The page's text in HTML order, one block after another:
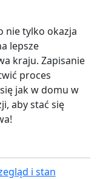
nie tylko okazja
lepsze
kraju. Zapisanie
proces
jak w domu w
aby stać się
i stan